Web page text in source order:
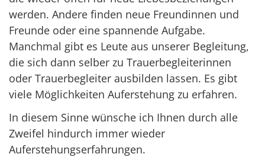
werden. Andere finden neue Freundinnen und
Freunde oder eine spannende Aufgabe.
Manchmal gibt es Leute aus unserer Begleitung,
die sich dann selber zu Trauerbegleiterinnen
oder Trauerbegleiter ausbilden lassen. Es gibt
viele Möglichkeiten Auferstehung zu erfahren.
In diesem Sinne wünsche ich Ihnen durch alle
Zweifel hindurch immer wieder
Auferstehungserfahrungen.